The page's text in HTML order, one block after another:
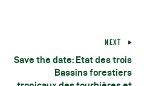
NEXT
Save the date: Etat des trois
Bassins forestiers